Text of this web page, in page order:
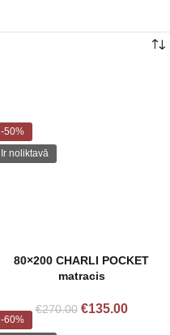
-50%
Ir noliktavā
80×200 CHARLI POCKET
matracis
€270.00 €135.00
-60%